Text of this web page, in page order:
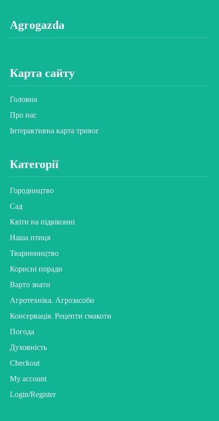
Agrogazda
Карта сайту
Головна
Про нас
Інтерактивна карта тривог
Категорії
Городництво
Сад
Квіти на підвіконні
Наша птиця
Тваринництво
Корисні поради
Варто знати
Агротехніка. Агрозасоби
Консервація. Рецепти смакоти
Погода
Духовність
Checkout
My account
Login/Register